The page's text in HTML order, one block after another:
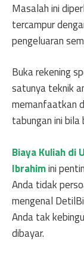
Masalah ini
tercampur
pengeluaran
Buka rekening
satunya teknik
memanfaatkan
tabungan ini
Biaya Kuliah di
Ibrahimini
Anda tidak
mengenal
Anda tak
dibayar.